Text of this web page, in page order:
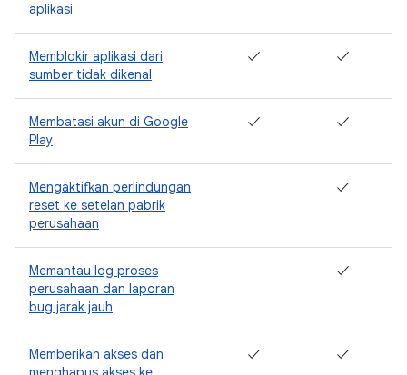
aplikasi
Memblokir aplikasi dari
sumber tidak dikenal
✓ ✓
Membatasi akun di Google
Play
✓ ✓
Mengaktifkan perlindungan
reset ke setelan pabrik
perusahaan
✓
Memantau log proses
perusahaan dan laporan
bug jarak jauh
✓
Memberikan akses dan
✓ ✓